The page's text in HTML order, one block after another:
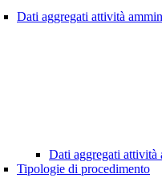
Dati aggregati attività
Dati aggregati attività
Tipologie di procedimento